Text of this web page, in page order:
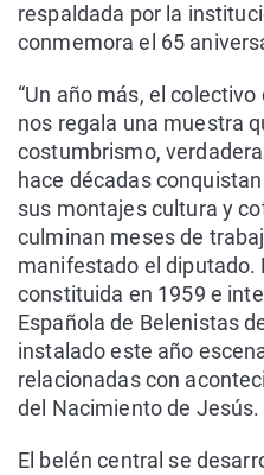
respaldada por la
conmemora el 65
“Un año más, el
nos regala una muestra
costumbrismo,
hace décadas
sus montajes cultura y
culminan meses de
manifestado el diputado.
constituida en 1959 e
Española de Belenistas
instalado este año
relacionadas con
del Nacimiento de Jesús.
El belén central se